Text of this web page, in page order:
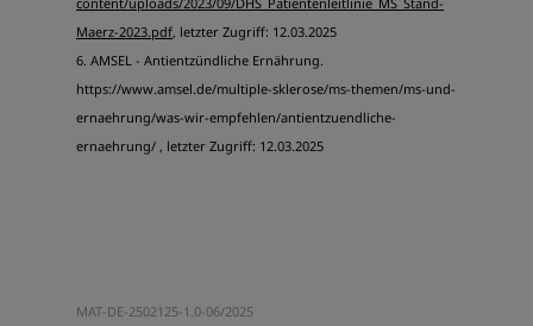
Maerz-2023.pdf, letzter Zugriff: 12.03.2025
6. AMSEL - Antientzündliche Ernährung.
https://www.amsel.de/multiple-sklerose/ms-themen/ms-und-
ernaehrung/was-wir-empfehlen/antientzuendliche-
ernaehrung/ , letzter Zugriff: 12.03.2025
MAT-DE-2502125-1.0-06/2025